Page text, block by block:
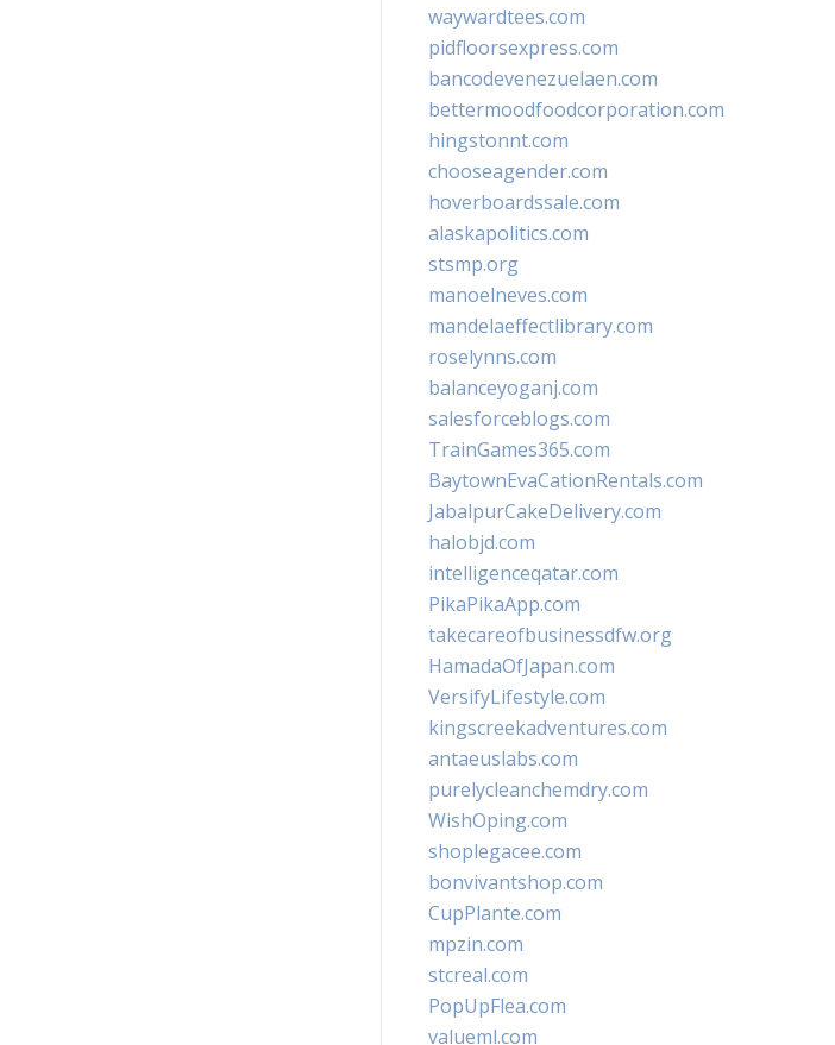
waywardtees.com
pidfloorsexpress.com
bancodevenezuelaen.com
bettermoodfoodcorporation.com
hingstonnt.com
chooseagender.com
hoverboardssale.com
alaskapolitics.com
stsmp.org
manoelneves.com
mandelaeffectlibrary.com
roselynns.com
balanceyoganj.com
salesforceblogs.com
TrainGames365.com
BaytownEvaCationRentals.com
JabalpurCakeDelivery.com
halobjd.com
intelligenceqatar.com
PikaPikaApp.com
takecareofbusinessdfw.org
HamadaOfJapan.com
VersifyLifestyle.com
kingscreekadventures.com
antaeuslabs.com
purelycleanchemdry.com
WishOping.com
shoplegacee.com
bonvivantshop.com
CupPlante.com
mpzin.com
stcreal.com
PopUpFlea.com
valueml.com